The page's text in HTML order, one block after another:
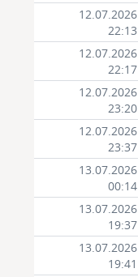
12.07.2026
22:13
12.07.2026
22:17
12.07.2026
23:20
12.07.2026
23:37
13.07.2026
00:14
13.07.2026
19:37
13.07.2026
19:41